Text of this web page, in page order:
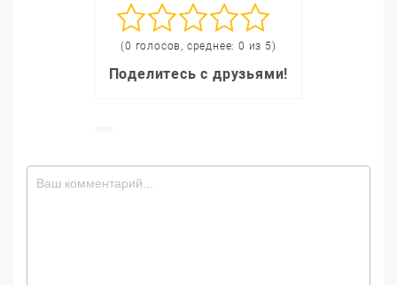
(0 голосов, среднее: 0 из 5)
Поделитесь с друзьями!